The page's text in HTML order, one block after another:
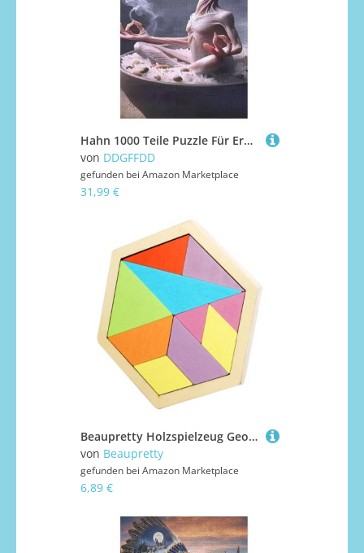
Hahn 1000 Teile Puzzle Für Erwachsene, Herausforderung Puzzles - Verringerter Druck Schwieriges Holzpuzzle Für Kinder 12+ （78×53cm）
von DDGFFDD
gefunden bei Amazon Marketplace
31,99 €
Beaupretty Holzspielzeug Geometrisches Puzzle Lernspielzeug Wabenmuster Holzpuzzle für Ab Jahren Pädagogisches Kreatives und Räumlichem Denken
von Beaupretty
gefunden bei Amazon Marketplace
6,89 €